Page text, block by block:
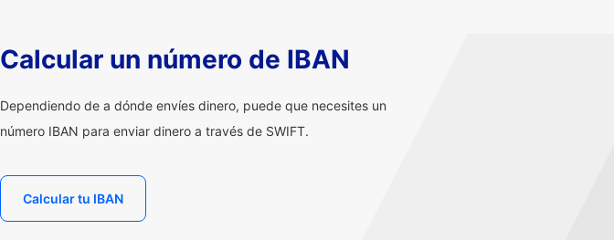
Calcular un número de IBAN
Dependiendo de a dónde envíes dinero, puede que necesites un
número IBAN para enviar dinero a través de SWIFT.
Calcular tu IBAN